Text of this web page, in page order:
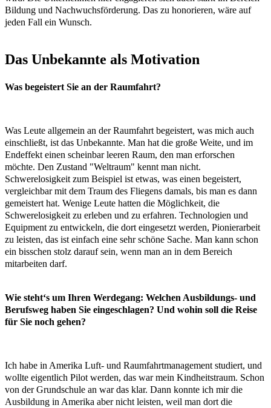
Bildung und Nachwuchsförderung. Das zu honorieren, wäre auf
jeden Fall ein Wunsch.
Das Unbekannte als Motivation
Was begeistert Sie an der Raumfahrt?
Was Leute allgemein an der Raumfahrt begeistert, was mich auch
einschließt, ist das Unbekannte. Man hat die große Weite, und im
Endeffekt einen scheinbar leeren Raum, den man erforschen
möchte. Den Zustand "Weltraum" kennt man nicht.
Schwerelosigkeit zum Beispiel ist etwas, was einen begeistert,
vergleichbar mit dem Traum des Fliegens damals, bis man es dann
gemeistert hat. Wenige Leute hatten die Möglichkeit, die
Schwerelosigkeit zu erleben und zu erfahren. Technologien und
Equipment zu entwickeln, die dort eingesetzt werden, Pionierarbeit
zu leisten, das ist einfach eine sehr schöne Sache. Man kann schon
ein bisschen stolz darauf sein, wenn man an in dem Bereich
mitarbeiten darf.
Wie steht‘s um Ihren Werdegang: Welchen Ausbildungs- und
Berufsweg haben Sie eingeschlagen? Und wohin soll die Reise
für Sie noch gehen?
Ich habe in Amerika Luft- und Raumfahrtmanagement studiert, und
wollte eigentlich Pilot werden, das war mein Kindheitstraum. Schon
von der Grundschule an war das klar. Dann konnte ich mir die
Ausbildung in Amerika aber nicht leisten, weil man dort die